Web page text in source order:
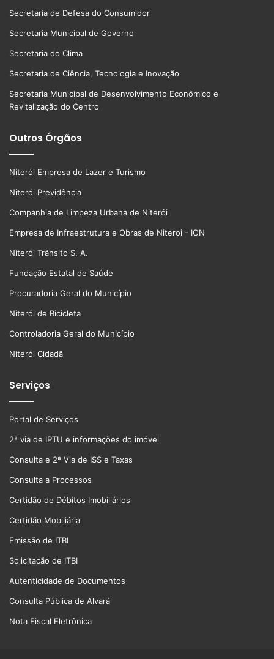
Secretaria de Defesa do Consumidor
Secretaria Municipal de Governo
Secretaria do Clima
Secretaria de Ciência, Tecnologia e Inovação
Secretaria Municipal de Desenvolvimento Econômico e
Revitalização do Centro
Outros Órgãos
Niterói Empresa de Lazer e Turismo
Niterói Previdência
Companhia de Limpeza Urbana de Niterói
Empresa de Infraestrutura e Obras de Niteroi - ION
Niterói Trânsito S. A.
Fundação Estatal de Saúde
Procuradoria Geral do Município
Niterói de Bicicleta
Controladoria Geral do Município
Niterói Cidadã
Serviços
Portal de Serviços
2ª via de IPTU e informações do imóvel
Consulta e 2ª Via de ISS e Taxas
Consulta a Processos
Certidão de Débitos Imobiliários
Certidão Mobiliária
Emissão de ITBI
Solicitação de ITBI
Autenticidade de Documentos
Consulta Pública de Alvará
Nota Fiscal Eletrônica